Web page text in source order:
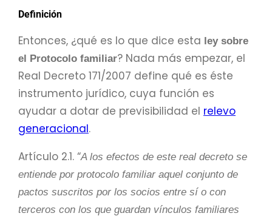
Definición
Entonces, ¿qué es lo que dice esta ley sobre
el Protocolo familiar? Nada más empezar, el
Real Decreto 171/2007 define qué es éste
instrumento jurídico, cuya función es
ayudar a dotar de previsibilidad el relevo
generacional.
Artículo 2.1. “A los efectos de este real decreto se
entiende por protocolo familiar aquel conjunto de
pactos suscritos por los socios entre sí o con
terceros con los que guardan vínculos familiares